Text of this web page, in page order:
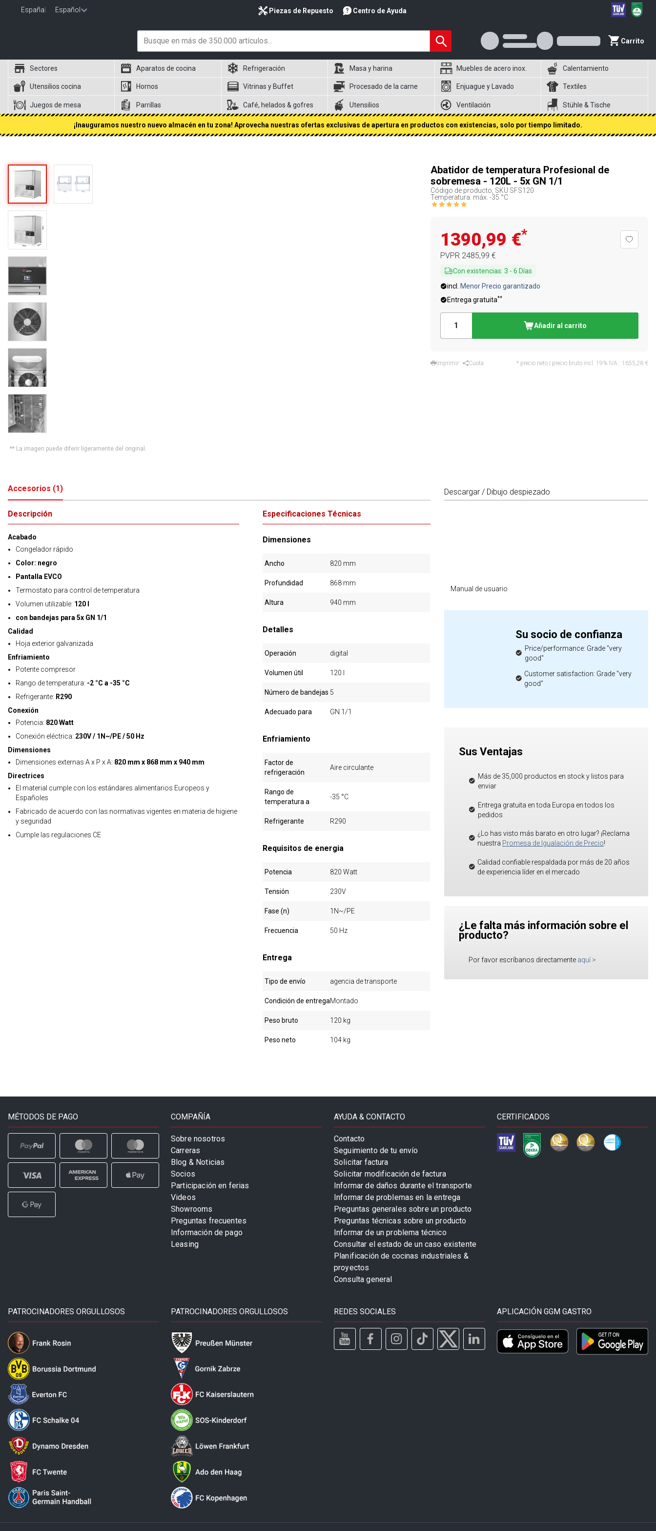
España Español Piezas de Repuesto Centro de Ayuda
Carrito
Sectores Aparatos de cocina Refrigeración Masa y harina Muebles de acero inox. Calentamiento
Utensilios cocina Hornos Vitrinas y Buffet Procesado de la carne Enjuague y Lavado Textiles
Juegos de mesa Parrillas Café, helados & gofres Utensilios Ventilación Stühle & Tische
¡Inauguramos nuestro nuevo almacén en tu zona! Aprovecha nuestras ofertas exclusivas de apertura en productos con existencias, solo por tiempo limitado.
** La imagen puede diferir ligeramente del original.
Abatidor de temperatura Profesional de
sobremesa - 120L - 5x GN 1/1
Código de producto, SKU SFS120
Temperatura: máx. -35 °C
1390,99 €*
PVPR 2485,99 €
Con existencias: 3 - 6 Días
incl.
Menor Precio garantizado
Entrega gratuita**
Añadir al carrito
Imprimir Cuota * precio neto | precio bruto incl. 19% IVA.: 1655,28 €
Accesorios (1)
Descripción
Acabado
Congelador rápido
Color: negro
Pantalla EVCO
Termostato para control de temperatura
Volumen utilizable: 120 l
con bandejas para 5x GN 1/1
Calidad
Hoja exterior galvanizada
Enfriamiento
Potente compresor
Rango de temperatura: -2 °C a -35 °C
Refrigerante: R290
Conexión
Potencia: 820 Watt
Conexión eléctrica: 230V / 1N~/PE / 50 Hz
Dimensiones
Dimensiones externas A x P x A: 820 mm x 868 mm x 940 mm
Directrices
El material cumple con los estándares alimentarios Europeos y
Españoles
Fabricado de acuerdo con las normativas vigentes en materia de higiene
y seguridad
Cumple las regulaciones CE
Especificaciones Técnicas
Dimensiones
Ancho 820 mm
Profundidad 868 mm
Altura 940 mm
Detalles
Operación digital
Volumen útil 120 l
Número de bandejas 5
Adecuado para GN 1/1
Enfriamiento
Factor de
refrigeración
Aire circulante
Rango de
temperatura a
-35 °C
Refrigerante R290
Requisitos de energia
Potencia 820 Watt
Tensión 230V
Fase (n) 1N~/PE
Frecuencia 50 Hz
Entrega
Tipo de envío agencia de transporte
Condición de entregaMontado
Peso bruto 120 kg
Peso neto 104 kg
Descargar / Dibujo despiezado
Manual de usuario
Su socio de confianza
Price/performance: Grade "very
good"
Customer satisfaction: Grade "very
good"
Sus Ventajas
Más de 35,000 productos en stock y listos para
enviar
Entrega gratuita en toda Europa en todos los
pedidos
¿Lo has visto más barato en otro lugar? ¡Reclama
nuestra Promesa de Igualación de Precio!
Calidad confiable respaldada por más de 20 años
de experiencia líder en el mercado
¿Le falta más información sobre el
producto?
Por favor escríbanos directamente aquí >
MÉTODOS DE PAGO COMPAÑÍA
Sobre nosotros
Carreras
Blog & Noticias
Socios
Participación en ferias
Videos
Showrooms
Preguntas frecuentes
Información de pago
Leasing
AYUDA & CONTACTO
Contacto
Seguimiento de tu envío
Solicitar factura
Solicitar modificación de factura
Informar de daños durante el transporte
Informar de problemas en la entrega
Preguntas generales sobre un producto
Preguntas técnicas sobre un producto
Informar de un problema técnico
Consultar el estado de un caso existente
Planificación de cocinas industriales &
proyectos
Consulta general
CERTIFICADOS
PATROCINADORES ORGULLOSOS PATROCINADORES ORGULLOSOS REDES SOCIALES APLICACIÓN GGM GASTRO